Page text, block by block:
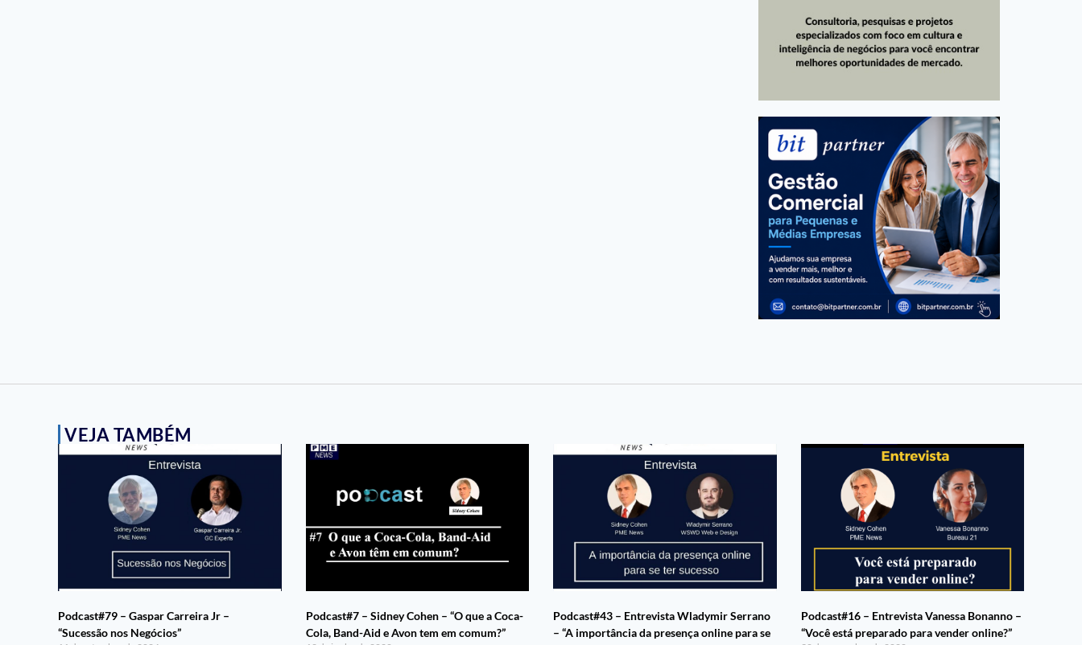
VEJA TAMBÉM
Podcast#79 – Gaspar Carreira Jr –
“Sucessão nos Negócios”
Podcast#7 – Sidney Cohen – “O que a Coca-
Cola, Band-Aid e Avon tem em comum?”
Podcast#43 – Entrevista Wladymir Serrano
– “A importância da presença online para se
Podcast#16 – Entrevista Vanessa Bonanno –
“Você está preparado para vender online?”